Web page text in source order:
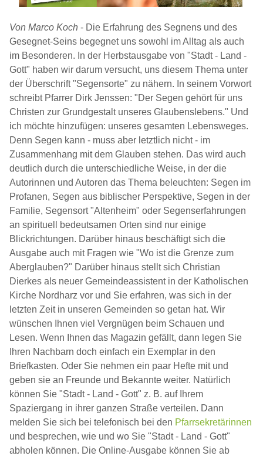
Von Marco Koch - Die Erfahrung des Segnens und des
Gesegnet-Seins begegnet uns sowohl im Alltag als auch
im Besonderen. In der Herbstausgabe von "Stadt - Land -
Gott" haben wir darum versucht, uns diesem Thema unter
der Überschrift "Segensorte" zu nähern. In seinem Vorwort
schreibt Pfarrer Dirk Jenssen: "Der Segen gehört für uns
Christen zur Grundgestalt unseres Glaubenslebens." Und
ich möchte hinzufügen: unseres gesamten Lebensweges.
Denn Segen kann - muss aber letztlich nicht - im
Zusammenhang mit dem Glauben stehen. Das wird auch
deutlich durch die unterschiedliche Weise, in der die
Autorinnen und Autoren das Thema beleuchten: Segen im
Profanen, Segen aus biblischer Perspektive, Segen in der
Familie, Segensort "Altenheim" oder Segenserfahrungen
an spirituell bedeutsamen Orten sind nur einige
Blickrichtungen. Darüber hinaus beschäftigt sich die
Ausgabe auch mit Fragen wie "Wo ist die Grenze zum
Aberglauben?" Darüber hinaus stellt sich Christian
Dierkes als neuer Gemeindeassistent in der Katholischen
Kirche Nordharz vor und Sie erfahren, was sich in der
letzten Zeit in unseren Gemeinden so getan hat. Wir
wünschen Ihnen viel Vergnügen beim Schauen und
Lesen. Wenn Ihnen das Magazin gefällt, dann legen Sie
Ihren Nachbarn doch einfach ein Exemplar in den
Briefkasten. Oder Sie nehmen ein paar Hefte mit und
geben sie an Freunde und Bekannte weiter. Natürlich
können Sie "Stadt - Land - Gott" z. B. auf Ihrem
Spaziergang in ihrer ganzen Straße verteilen. Dann
melden Sie sich bei telefonisch bei den Pfarrsekretärinnen
und besprechen, wie und wo Sie "Stadt - Land - Gott"
abholen können. Die Online-Ausgabe können Sie ab